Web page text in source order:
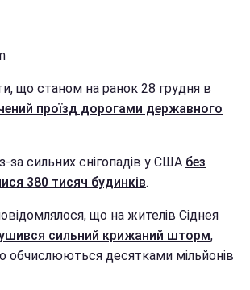
що станом на ранок 28 грудня в
проїзд дорогами державного
за сильних снігопадів у США без
380 тисяч будинків.
що на жителів Сіднея
сильний крижаний шторм,
обчислюються десятками мільйонів